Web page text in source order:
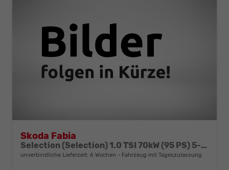
Skoda Fabia
Selection (Selection) 1.0 TSI 70kW (95 PS) 5-Gang Schaltgetriebe
unverbindliche Lieferzeit: 6 Wochen Fahrzeug mit Tageszulassung